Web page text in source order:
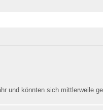
und könnten sich mittlerweile